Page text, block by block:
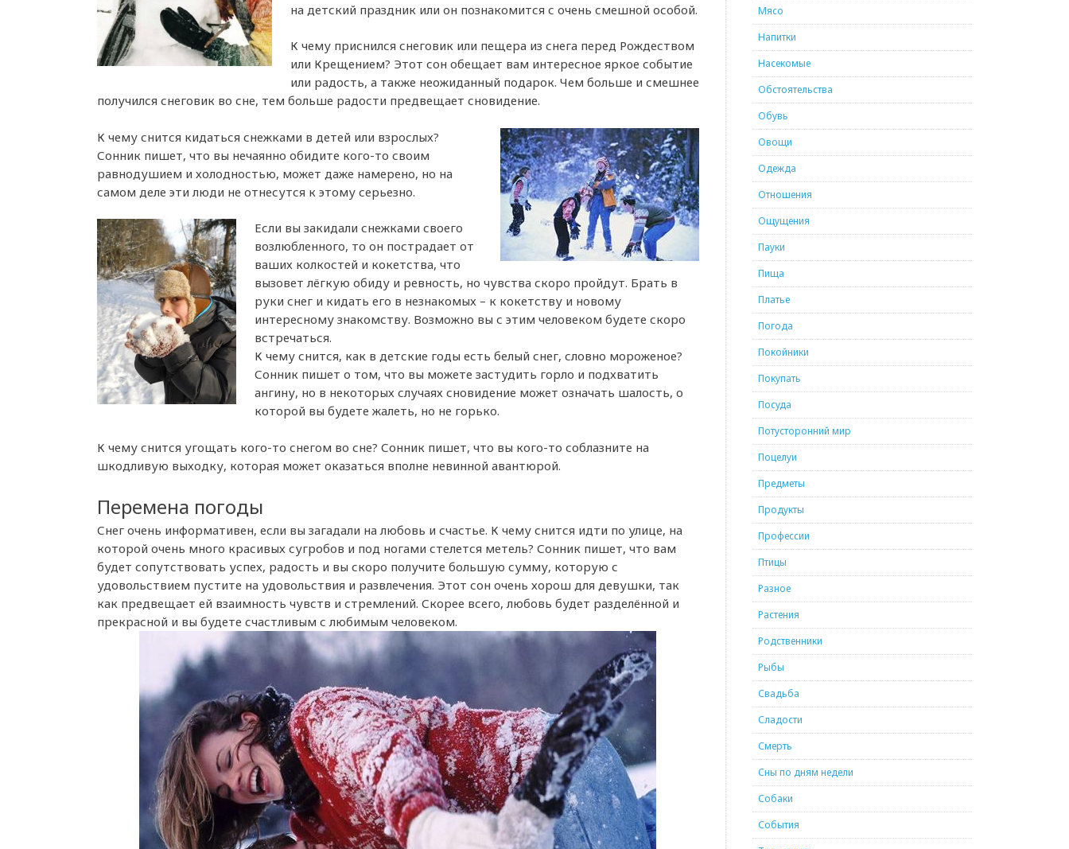
на детский праздник или он познакомится с очень смешной особой.
К чему приснился снеговик или пещера из снега перед Рождеством
или Крещением? Этот сон обещает вам интересное яркое событие
или радость, а также неожиданный подарок. Чем больше и смешнее
получился снеговик во сне, тем больше радости предвещает сновидение.
К чему снится кидаться снежками в детей или взрослых?
Сонник пишет, что вы нечаянно обидите кого-то своим
равнодушием и холодностью, может даже намерено, но на
самом деле эти люди не отнесутся к этому серьезно.
Если вы закидали снежками своего
возлюбленного, то он пострадает от
ваших колкостей и кокетства, что
вызовет лёгкую обиду и ревность, но чувства скоро пройдут. Брать в
руки снег и кидать его в незнакомых – к кокетству и новому
интересному знакомству. Возможно вы с этим человеком будете скоро
встречаться.
К чему снится, как в детские годы есть белый снег, словно мороженое?
Сонник пишет о том, что вы можете застудить горло и подхватить
ангину, но в некоторых случаях сновидение может означать шалость, о
которой вы будете жалеть, но не горько.
К чему снится угощать кого-то снегом во сне? Сонник пишет, что вы кого-то соблазните на
шкодливую выходку, которая может оказаться вполне невинной авантюрой.
Перемена погоды
Снег очень информативен, если вы загадали на любовь и счастье. К чему снится идти по улице, на
которой очень много красивых сугробов и под ногами стелется метель? Сонник пишет, что вам
будет сопутствовать успех, радость и вы скоро получите большую сумму, которую с
удовольствием пустите на удовольствия и развлечения. Этот сон очень хорош для девушки, так
как предвещает ей взаимность чувств и стремлений. Скорее всего, любовь будет разделённой и
прекрасной и вы будете счастливым с любимым человеком.
Мясо
Напитки
Насекомые
Обстоятельства
Обувь
Овощи
Одежда
Отношения
Ощущения
Пауки
Пища
Платье
Погода
Покойники
Покупать
Посуда
Потусторонний мир
Поцелуи
Предметы
Продукты
Профессии
Птицы
Разное
Растения
Родственники
Рыбы
Свадьба
Сладости
Смерть
Сны по дням недели
Собаки
События